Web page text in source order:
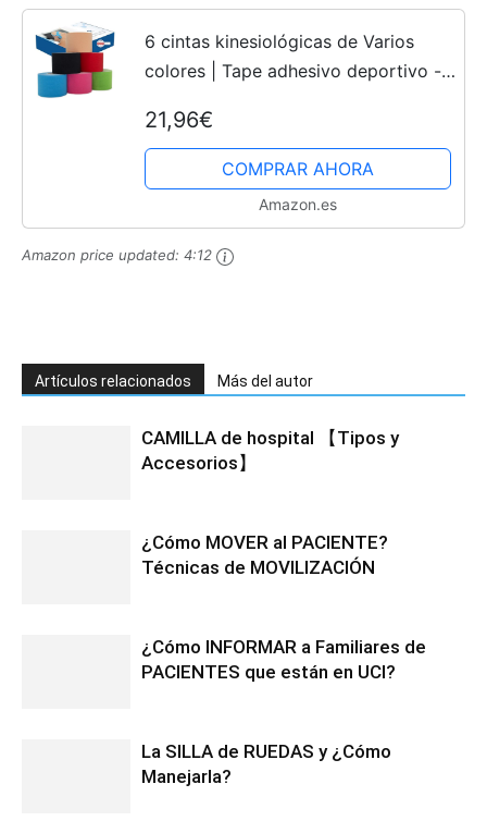
6 cintas kinesiológicas de Varios
colores | Tape adhesivo deportivo -
neuromuscular y fisioterapia
21,96€
COMPRAR AHORA
Amazon.es
Amazon price updated: 4:12
Artículos relacionados Más del autor
CAMILLA de hospital 【Tipos y
Accesorios】
¿Cómo MOVER al PACIENTE?
Técnicas de MOVILIZACIÓN
¿Cómo INFORMAR a Familiares de
PACIENTES que están en UCI?
La SILLA de RUEDAS y ¿Cómo
Manejarla?